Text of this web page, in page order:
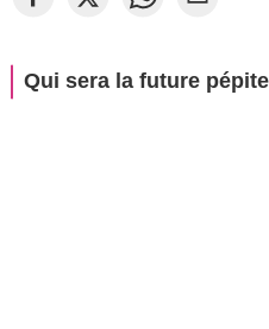
Qui sera la future